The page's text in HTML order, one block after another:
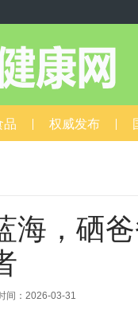
品 权威发布
海，硒
间：2026-03-31